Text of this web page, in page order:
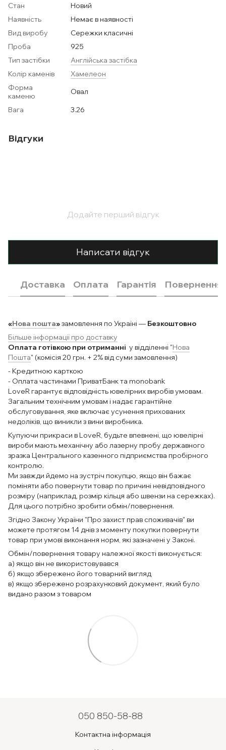
Стан
Новий
Наявність
Немає в наявності
Вид виробу
Сережки класичні
Проба
925
Тип застібки
Англійська застібка
Колір каменів
Хамелеон
Форма
каменю
Овал
Вага
3.26
Відгуки
Додайте перший відгук
Написати відгук
Доставка Оплата Гарантія Повернення
«Нова пошта»замовлення по Україні — Безкоштовно
Більше інформації про доставку
Оплата готівкою при отриманні у відділенні "Нова
Пошта" (комісія 20 грн. + 2% від суми замовлення)
- Кредитною карткою
- Оплата частинами ПриватБанк та monobank
LoveR гарантує відповідність ювелірних виробів умовам.
Загальним технічним умовам і надає гарантійне
обслуговування, яке включає усунення прихованих
недоліків, що виникли з вини виробника.
Купуючи прикраси в LoveR, будьте впевнені, що ювелірні
вироби мають механічну або лазерну пробу державного
зразка Центрального казенного підприємства пробірного
контролю.
Ми завжди йдемо на зустріч покупцю, якщо він бажає
поміняти або повернути товар по причині невідповідного
розміру (наприклад, розмір кільця або швензи на сережках).
Для цього потрібно зробити обмін/повернення.
Згідно Закону України "Про захист прав споживачів" ви
можете протягом 14 днів з моменту покупки повернути
товар при умові виконання норм, які зазначені у Законі.
Обмін/повернення товару належної якості виконується:
а) якщо він не використовувався
б) якщо збережено його товарний вигляд
в) якщо збережено розрахунковий документ, який було
видано разом з товаром
050 850-58-88
Контактна інформація